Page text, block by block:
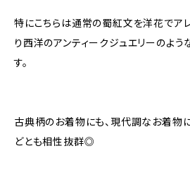
特にこちらは通常の蜀紅文を洋花でア
り西洋のアンティークジュエリーのよう
す。
古典柄のお着物にも、現代調なお着物
どとも相性抜群◎